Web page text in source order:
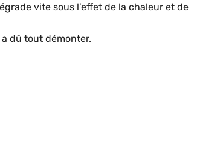
vite sous l’effet de la chaleur et de
dû tout démonter.